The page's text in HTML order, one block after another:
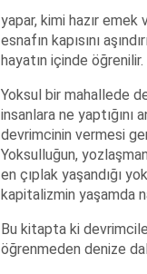
yapar, kimi hazır
esnafın kapısını
hayatın içinde öğrenilir.
Yoksul bir mahallede
insanlara ne yaptığını
devrimcinin vermesi
Yoksulluğun,
en çıplak yaşandığı
kapitalizmin yaşamda
Bu kitapta ki
öğrenmeden denize